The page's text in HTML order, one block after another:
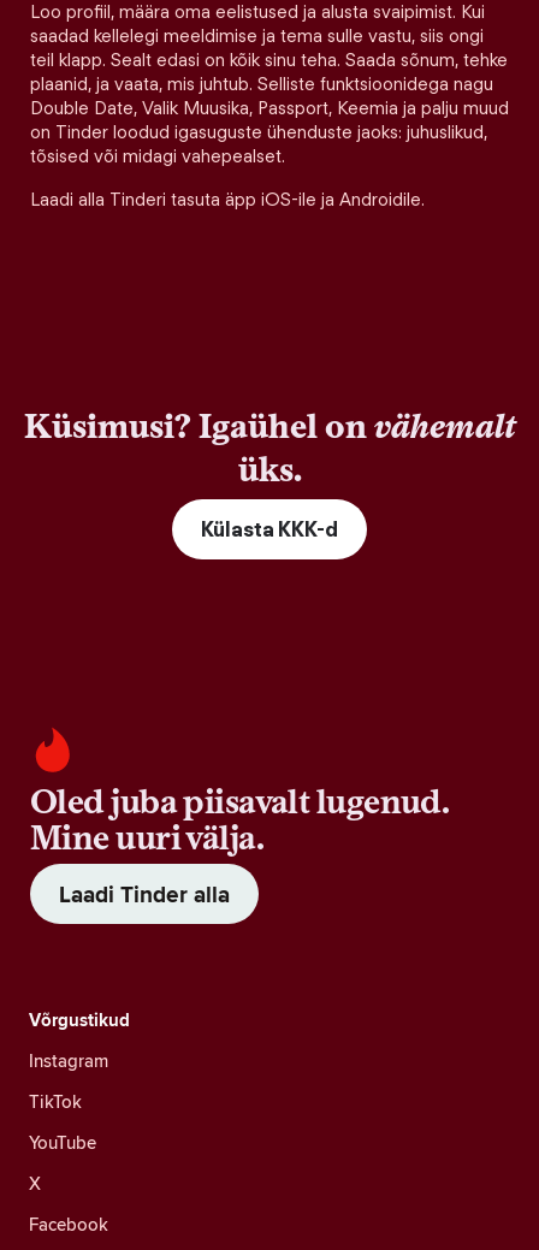
Loo profiil, määra oma eelistused ja alusta svaipimist. Kui
saadad kellelegi meeldimise ja tema sulle vastu, siis ongi
teil klapp. Sealt edasi on kõik sinu teha. Saada sõnum, tehke
plaanid, ja vaata, mis juhtub. Selliste funktsioonidega nagu
Double Date, Valik Muusika, Passport, Keemia ja palju muud
on Tinder loodud igasuguste ühenduste jaoks: juhuslikud,
tõsised või midagi vahepealset.
Laadi alla Tinderi tasuta äpp iOS-ile ja Androidile.
Küsimusi? Igaühel onvähemalt
üks.
Külasta KKK-d
Oled juba piisavalt lugenud.
Mine uuri välja.
Laadi Tinder alla
Võrgustikud
Instagram
TikTok
YouTube
X
Facebook